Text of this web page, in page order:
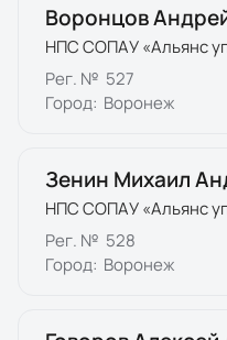
Воронцов
НПС СОПАУ «Альянс
Рег. № 527
Город: Воронеж
Зенин Михаил
НПС СОПАУ «Альянс
Рег. № 528
Город: Воронеж